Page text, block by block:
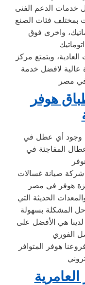
بمختلف فئات الصنع
واخرى فوق
ويتمتع مركز
عالية لافضل خدمة
هوفر
المفاجئة في
المشكلة بسهولة
الفوري